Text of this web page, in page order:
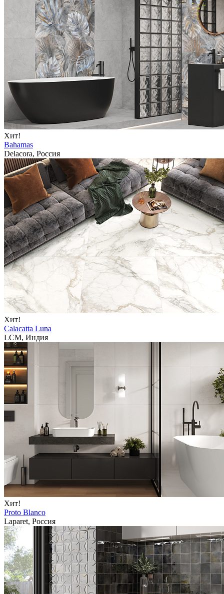
Хит!
Bahamas
Delacora, Россия
Хит!
Calacatta Luna
LCM, Индия
Хит!
Proto Blanco
Laparet, Россия